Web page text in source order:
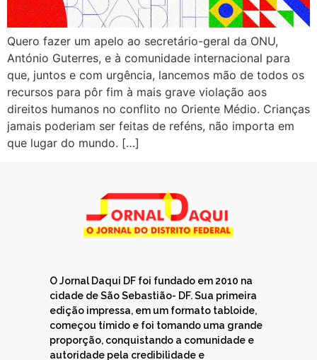
Quero fazer um apelo ao secretário-geral da ONU,
António Guterres, e à comunidade internacional para
que, juntos e com urgência, lancemos mão de todos os
recursos para pôr fim à mais grave violação aos
direitos humanos no conflito no Oriente Médio. Crianças
jamais poderiam ser feitas de reféns, não importa em
que lugar do mundo. […]
O Jornal Daqui DF foi fundado em 2010 na
cidade de São Sebastião- DF. Sua primeira
edição impressa, em um formato tabloide,
começou tímido e foi tomando uma grande
proporção, conquistando a comunidade e
autoridade pela credibilidade e